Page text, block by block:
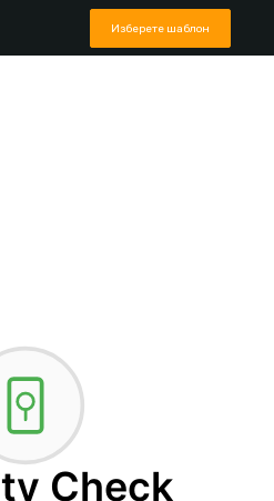
Изберете шаблон